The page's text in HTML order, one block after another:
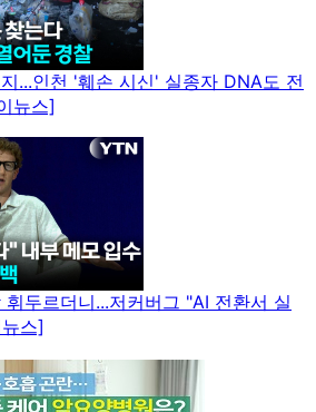
...인천 '훼손 시신' 실종자 DNA도 전
뉴스]
두르더니...저커버그 "AI 전환서 실
스]